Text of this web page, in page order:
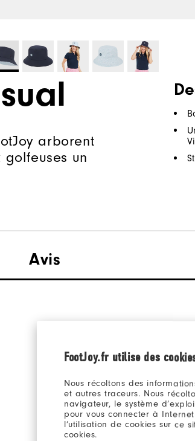
FootJoy.fr utilise des
Nous récoltons des
et autres traceurs. Nous
navigateur, le système
pour vous connecter à
l’utilisation de cookies sur ce
cookies.
arborent
un
Avis
Be